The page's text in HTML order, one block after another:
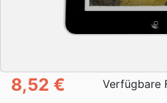
8,52 € Verfügbare